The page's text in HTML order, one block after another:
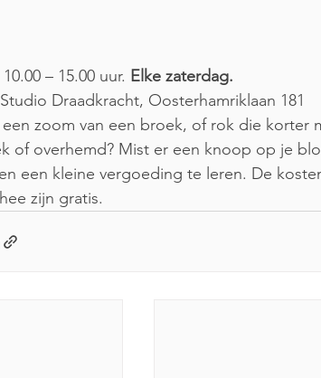
10.00 – 15.00 uur. Elke zaterdag.
Studio Draadkracht, Oosterhamriklaan 181
zoom van een broek, of rok die korter
of overhemd? Mist er een knoop op je
een kleine vergoeding te leren. De
zijn gratis.